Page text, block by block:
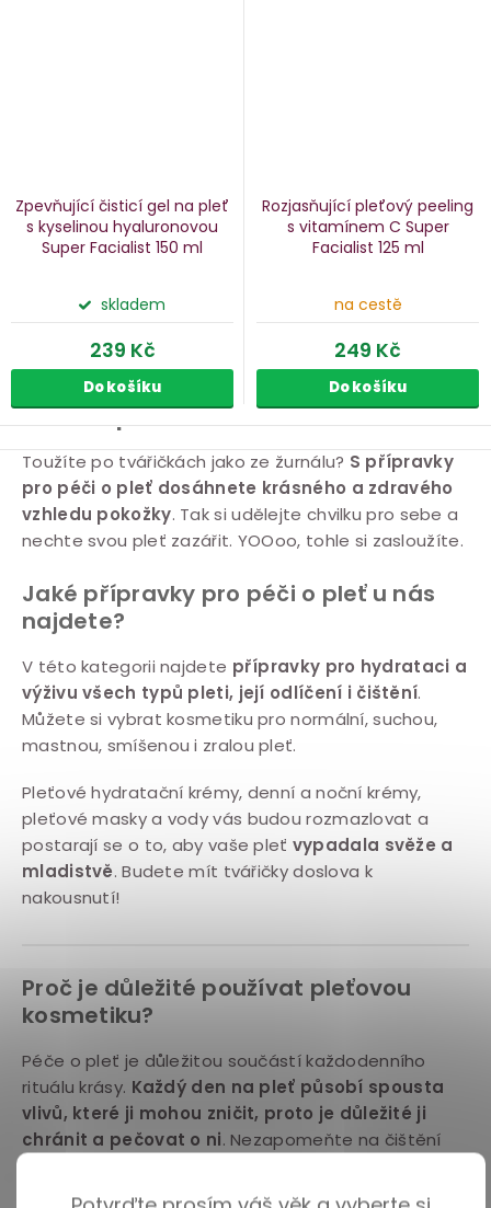
Zpevňující čisticí gel na pleť
s kyselinou hyaluronovou
Super Facialist 150 ml
skladem
239 Kč
Do košíku
Rozjasňující pleťový peeling
s vitamínem C Super
Facialist 125 ml
na cestě
249 Kč
Do košíku
Péče o pleť
Toužíte po tvářičkách jako ze žurnálu? S přípravky
pro péči o pleť dosáhnete krásného a zdravého
vzhledu pokožky. Tak si udělejte chvilku pro sebe a
nechte svou pleť zazářit. YOOoo, tohle si zasloužíte.
Jaké přípravky pro péči o pleť u nás
najdete?
V této kategorii najdete přípravky pro hydrataci a
výživu všech typů pleti, její odlíčení i čištění.
Můžete si vybrat kosmetiku pro normální, suchou,
mastnou, smíšenou i zralou pleť.
Pleťové hydratační krémy, denní a noční krémy,
pleťové masky a vody vás budou rozmazlovat a
postarají se o to, aby vaše pleť vypadala svěže a
mladistvě. Budete mít tvářičky doslova k
nakousnutí!
Proč je důležité používat pleťovou
kosmetiku?
Péče o pleť je důležitou součástí každodenního
rituálu krásy. Každý den na pleť působí spousta
vlivů, které ji mohou zničit, proto je důležité ji
chránit a pečovat o ni. Nezapomeňte na čištění
správnou hydrataci. Ta je klíčová pro zdravou a